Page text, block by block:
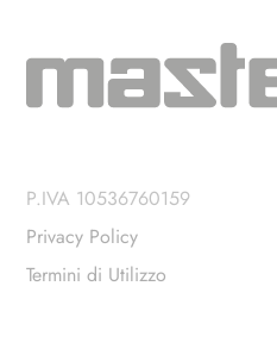
P.IVA 10536760159
Privacy Policy
Termini di Utilizzo